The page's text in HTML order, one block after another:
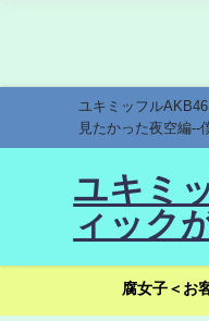
ユキミッフル
見たかった夜空編--
ユキミ
ィック
腐女子＜お